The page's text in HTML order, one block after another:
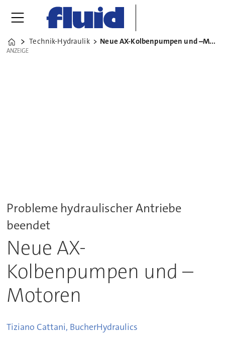
Home
Technik-Hydraulik Neue AX-Kolbenpumpen und –Motoren
ANZEIGE
ANZEIGE
Probleme hydraulischer Antriebe
beendet
Neue AX-
Kolbenpumpen und –
Motoren
Tiziano Cattani, BucherHydraulics